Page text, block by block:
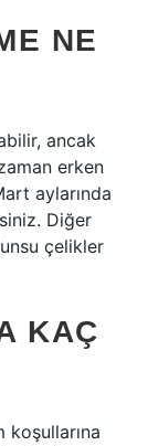
NE
ancak
erken
aylarında
Diğer
çelikler
KAÇ
koşullarına